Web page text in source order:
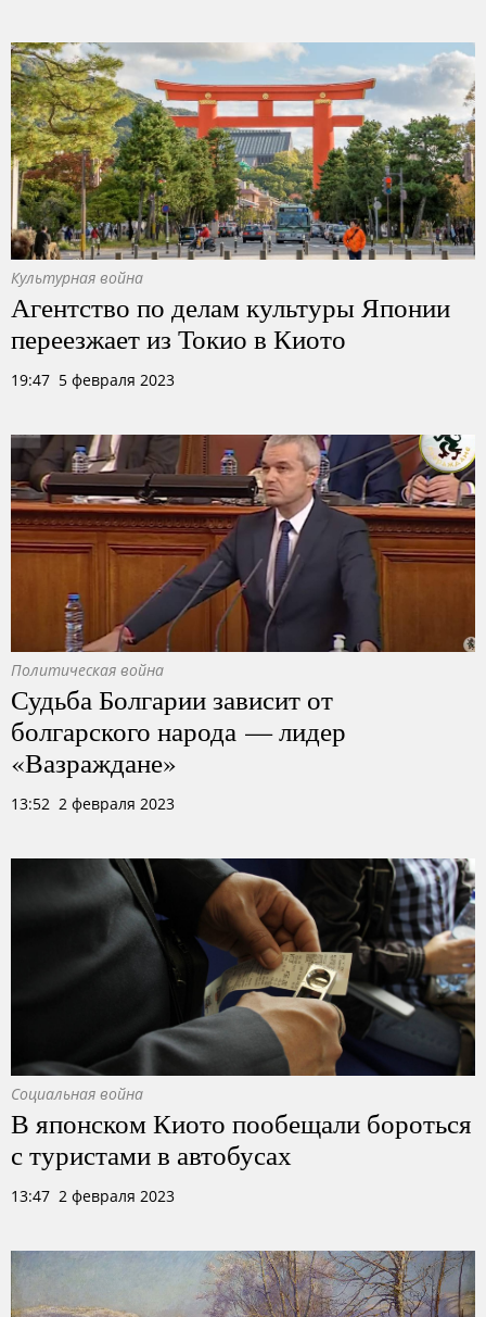
Культурная война
Агентство по делам культуры Японии
переезжает из Токио в Киото
19:47 5 февраля 2023
Политическая война
Судьба Болгарии зависит от
болгарского народа — лидер
«Вазраждане»
13:52 2 февраля 2023
Социальная война
В японском Киото пообещали бороться
с туристами в автобусах
13:47 2 февраля 2023